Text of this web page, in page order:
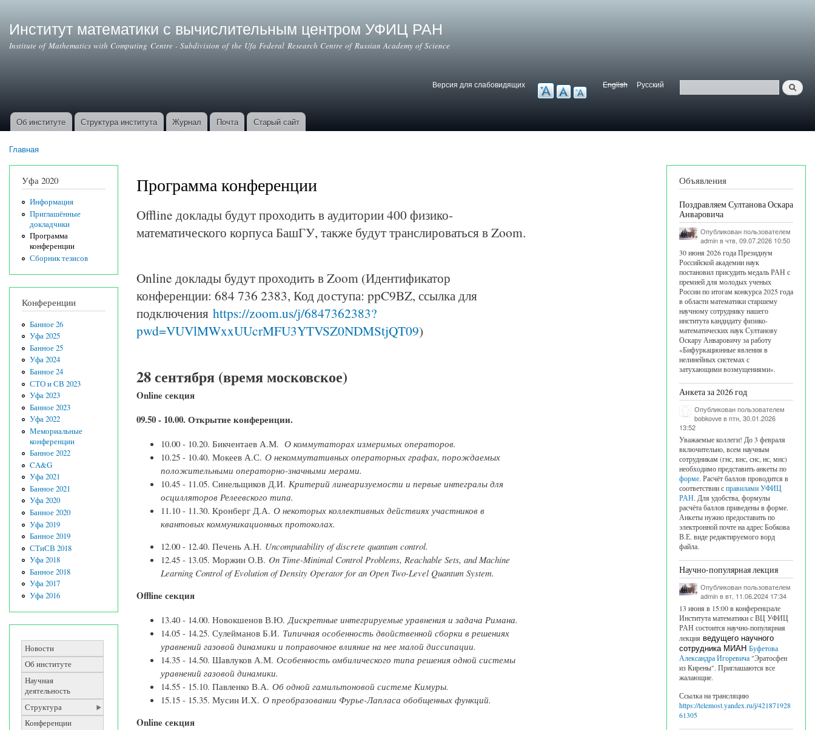
содержанию
Институт математики с вычислительным центром УФИЦ РАН
Institute of Mathematics with Computing Centre - Subdivision of the Ufa Federal Research Centre of Russian Academy of Science
Версия для слабовидящих
Версия для слабовидящих
Версия для слабовидящих
Язык
English Русский
Поиск
Найти
Основные ссылки
Об институте Структура института Журнал Почта Старый сайт
Главная
Уфа 2020
Информация
Приглашённые
докладчики
Программа
конференции
Сборник тезисов
Конференции
Банное 26
Уфа 2025
Банное 25
Уфа 2024
Банное 24
СТО и СВ 2023
Уфа 2023
Банное 2023
Уфа 2022
Мемориальные
конференции
Банное 2022
CA&G
Уфа 2021
Банное 2021
Уфа 2020
Банное 2020
Уфа 2019
Банное 2019
СТиСВ 2018
Уфа 2018
Банное 2018
Уфа 2017
Уфа 2016
Новости
Об институте
Научная
деятельность
Структура
Конференции
Программа конференции
Offline доклады будут проходить в аудитории 400 физико-
математического корпуса БашГУ, также будут транслироваться в Zoom.
Online доклады будут проходить в Zoom (Идентификатор
конференции: 684 736 2383, Код доступа: ppC9BZ, ссылка для
подключения https://zoom.us/j/6847362383?
pwd=VUVlMWxxUUcrMFU3YTVSZ0NDMStjQT09)
28 сентября (время московское)
Online секция
09.50 - 10.00. Открытие конференции.
10.00 - 10.20. Бикчентаев А.М. О коммутаторах измеримых операторов.
10.25 - 10.40. Мокеев А.С. О некоммутативных операторных графах, порождаемых
положительными операторно-значными мерами.
10.45 - 11.05. Синельщиков Д.И. Критерий линеаризуемости и первые интегралы для
осцилляторов Релеевского типа.
11.10 - 11.30. Кронберг Д.А. О некоторых коллективных действиях участников в
квантовых коммуникационных протоколах.
12.00 - 12.40. Печень А.Н. Uncomputability of discrete quantum control.
12.45 - 13.05. Моржин О.В. On Time-Minimal Control Problems, Reachable Sets, and Machine
Learning Control of Evolution of Density Operator for an Open Two-Level Quantum System.
Offline секция
13.40 - 14.00. Новокшенов В.Ю.Дискретные интегрируемые уравнения и задача Римана.
14.05 - 14.25. Сулейманов Б.И. Типичная особенность двойственной сборки в решениях
уравнений газовой динамики и поправочное влияние на нее малой диссипации.
14.35 - 14.50. Шавлуков А.М. Особенность омбилического типа решения одной системы
уравнений газовой динамики.
14.55 - 15.10. Павленко В.А. Об одной гамильтоновой системе Кимуры.
15.15 - 15.35. Мусин И.Х. О преобразовании Фурье-Лапласа обобщенных функций.
Online секция
Объявления
Поздравляем Султанова Оскара
Анваровича
Опубликован пользователем
adminв чтв, 09.07.2026 10:50
30 июня 2026 года Президиум
Российской академии наук
постановил присудить медаль РАН с
премией для молодых ученых
России по итогам конкурса 2025 года
в области математики старшему
научному сотруднику нашего
института кандидату физико-
математических наук Султанову
Оскару Анваровичу за работу
«Бифуркационные явления в
нелинейных системах с
затухающими возмущениями».
Анкета за 2026 год
Опубликован пользователем
bobkovveв птн, 30.01.2026
13:52
Уважаемые коллеги! До 3 февраля
включительно, всем научным
сотрудникам (гнс, внс, снс, нс, мнс)
необходимо представить анкеты по
форме. Расчёт баллов проводится в
соответствии с правилами УФИЦ
РАН. Для удобства, формулы
расчёта баллов приведены в форме.
Анкеты нужно предоставить по
электронной почте на адрес Бобкова
В.Е. виде редактируемого ворд
файла.
Научно-популярная лекция
Опубликован пользователем
adminв вт, 11.06.2024 17:34
13 июня в 15:00 в конференцзале
Института математики с ВЦ УФИЦ
РАН состоится научно-популярная
лекция ведущего научного
сотрудника МИАН Буфетова
Александра Игоревича "Эратосфен
из Кирены". Приглашаются все
жалающие.
Ссылка на трансляцию
https://telemost.yandex.ru/j/421871928
61305